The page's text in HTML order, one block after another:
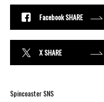
Facebook SHARE
X SHARE
Spincoaster SNS